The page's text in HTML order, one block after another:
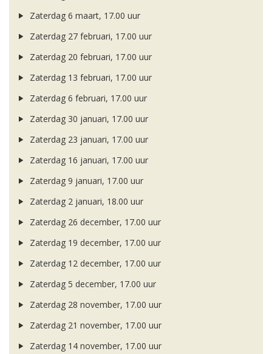
Zaterdag 6 maart, 17.00 uur
Zaterdag 27 februari, 17.00 uur
Zaterdag 20 februari, 17.00 uur
Zaterdag 13 februari, 17.00 uur
Zaterdag 6 februari, 17.00 uur
Zaterdag 30 januari, 17.00 uur
Zaterdag 23 januari, 17.00 uur
Zaterdag 16 januari, 17.00 uur
Zaterdag 9 januari, 17.00 uur
Zaterdag 2 januari, 18.00 uur
Zaterdag 26 december, 17.00 uur
Zaterdag 19 december, 17.00 uur
Zaterdag 12 december, 17.00 uur
Zaterdag 5 december, 17.00 uur
Zaterdag 28 november, 17.00 uur
Zaterdag 21 november, 17.00 uur
Zaterdag 14 november, 17.00 uur